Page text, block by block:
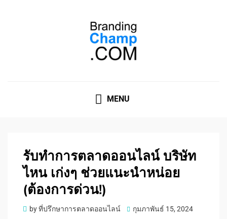
MENU
รับทําการตลาดออนไลน์ บริษัท
ไหน เก่งๆ ช่วยแนะนำหน่อย
(ต้องการด่วน!)
byที่ปรึกษาการตลาดออนไลน์
Posted
กุมภาพันธ์ 15, 2024